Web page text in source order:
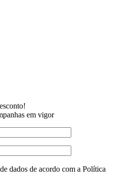
em vigor
dados de acordo com a Política